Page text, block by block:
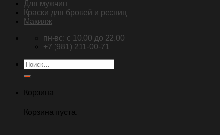
Для мужчин
Краски для бровей и ресниц
Макияж
пн-вс: c 10.00 до 22.00
+7 (981) 211-00-71
Искать:
Корзина
Корзина пуста.